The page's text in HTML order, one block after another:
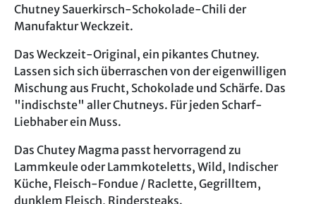
Chutney Sauerkirsch-Schokolade-Chili der
Manufaktur Weckzeit.
Das Weckzeit-Original, ein pikantes Chutney.
Lassen sich sich überraschen von der eigenwilligen
Mischung aus Frucht, Schokolade und Schärfe. Das
"indischste" aller Chutneys. Für jeden Scharf-
Liebhaber ein Muss.
Das Chutey Magma passt hervorragend zu
Lammkeule oder Lammkoteletts, Wild, Indischer
Küche, Fleisch-Fondue / Raclette, Gegrilltem,
dunklem Fleisch, Rindersteaks.